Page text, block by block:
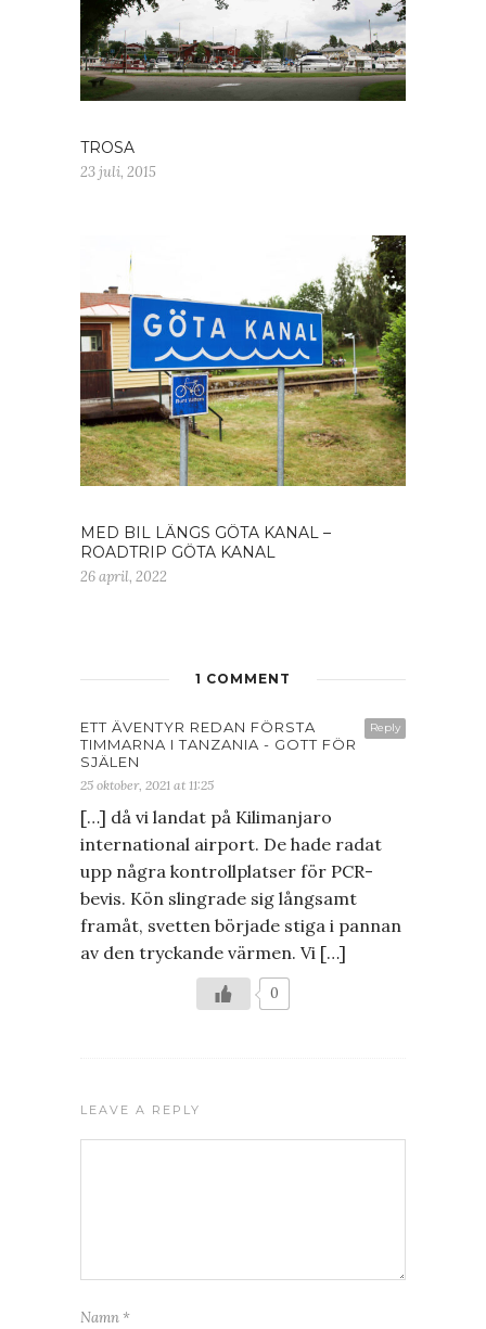
TROSA
23 juli, 2015
MED BIL LÄNGS GÖTA KANAL –
ROADTRIP GÖTA KANAL
26 april, 2022
1 COMMENT
Reply
ETT ÄVENTYR REDAN FÖRSTA
TIMMARNA I TANZANIA - GOTT FÖR
SJÄLEN
25 oktober, 2021 at 11:25
[…] då vi landat på Kilimanjaro
international airport. De hade radat
upp några kontrollplatser för PCR-
bevis. Kön slingrade sig långsamt
framåt, svetten började stiga i pannan
av den tryckande värmen. Vi […]
0
LEAVE A REPLY
Namn *